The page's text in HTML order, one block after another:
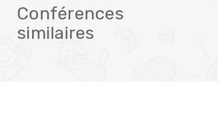
m
e
Conférences
similaires